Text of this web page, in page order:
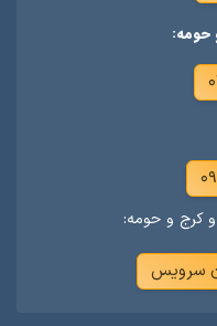
حومه:
کرج و حومه:
سرویس